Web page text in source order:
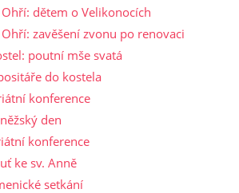
dětem o Velikonocích
zavěšení zvonu po renovaci
poutní mše svatá
do kostela
konference
den
konference
ke sv. Anně
setkání